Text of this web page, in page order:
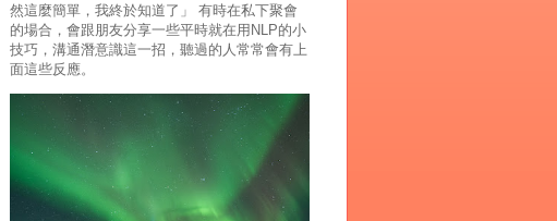
然這麼簡單，我終於知道了」 有時在私下聚會
的場合，會跟朋友分享一些平時就在用NLP的小
技巧，溝通潛意識這一招，聽過的人常常會有上
面這些反應。